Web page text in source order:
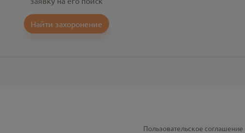
Найти захоронение
Пользовательское соглашение